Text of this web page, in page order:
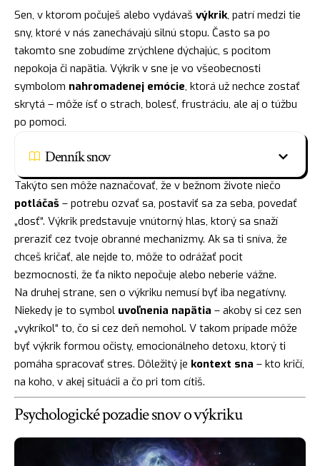
Sen, v ktorom počuješ alebo vydávaš výkrik, patrí medzi tie
sny, ktoré v nás zanechávajú silnú stopu. Často sa po
takomto sne zobudíme zrýchlene dýchajúc, s pocitom
nepokoja či napätia. Výkrik v sne je vo všeobecnosti
symbolom nahromadenej emócie, ktorá už nechce zostať
skrytá – môže ísť o strach, bolesť, frustráciu, ale aj o túžbu
po pomoci.
Denník snov
Takýto sen môže naznačovať, že v bežnom živote niečo
potláčaš – potrebu ozvať sa, postaviť sa za seba, povedať
„dosť“. Výkrik predstavuje vnútorný hlas, ktorý sa snaží
preraziť cez tvoje obranné mechanizmy. Ak sa ti sníva, že
chceš kričať, ale nejde to, môže to odrážať pocit
bezmocnosti, že ťa nikto nepočuje alebo neberie vážne.
Na druhej strane, sen o výkriku nemusí byť iba negatívny.
Niekedy je to symbol uvoľnenia napätia – akoby si cez sen
„vykríkol“ to, čo si cez deň nemohol. V takom prípade môže
byť výkrik formou očisty, emocionálneho detoxu, ktorý ti
pomáha spracovať stres. Dôležitý je kontext sna – kto kričí,
na koho, v akej situácii a čo pri tom cítiš.
Psychologické pozadie snov o výkriku